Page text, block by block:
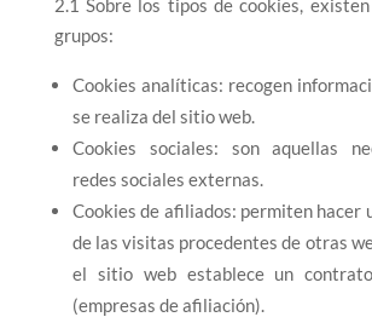
grupos:
Cookies analíticas: recogen
se realiza del sitio web.
Cookies sociales: son aquellas
redes sociales externas.
Cookies de afiliados: permiten hacer
de las visitas procedentes de otras
el sitio web establece un
(empresas de afiliación).